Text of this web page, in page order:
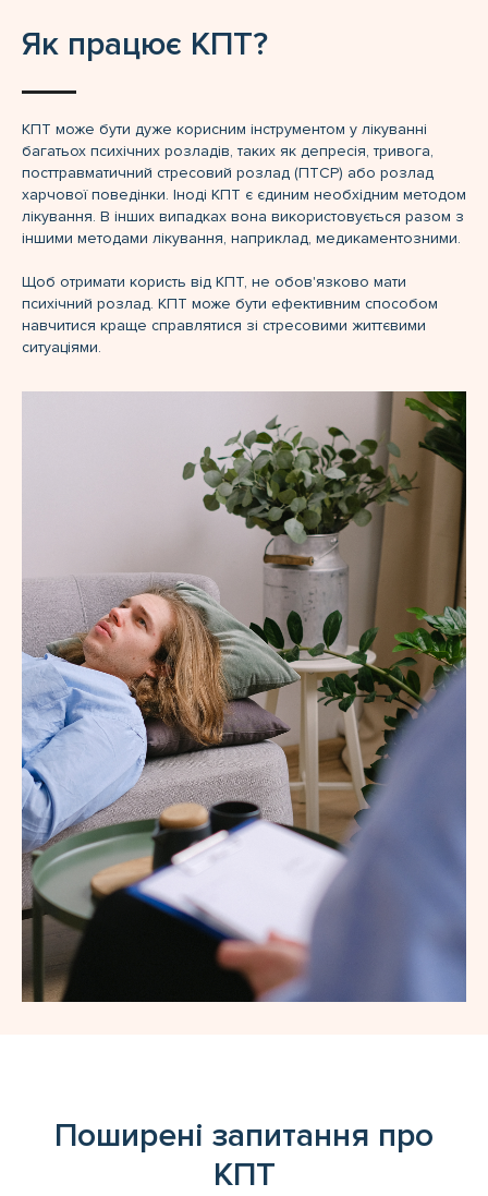
Як працює КПТ?
КПТ може бути дуже корисним інструментом у лікуванні
багатьох психічних розладів, таких як депресія, тривога,
посттравматичний стресовий розлад (ПТСР) або розлад
харчової поведінки. Іноді КПТ є єдиним необхідним методом
лікування. В інших випадках вона використовується разом з
іншими методами лікування, наприклад, медикаментозними.
Щоб отримати користь від КПТ, не обов'язково мати
психічний розлад. КПТ може бути ефективним способом
навчитися краще справлятися зі стресовими життєвими
ситуаціями.
Поширені запитання про
КПТ